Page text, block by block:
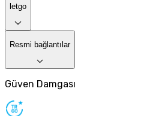
letgo
Resmi bağlantılar
Güven Damgası